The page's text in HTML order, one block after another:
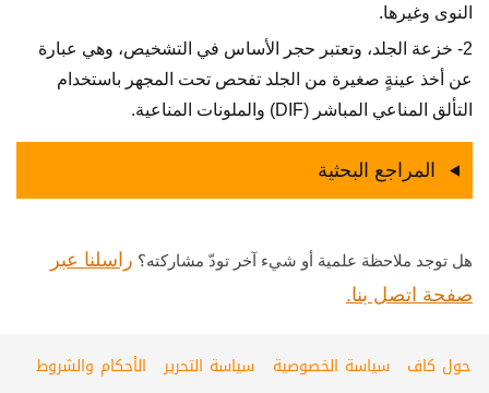
النوى وغيرها.
2- خزعة الجلد، وتعتبر حجر الأساس في التشخيص، وهي عبارة
عن أخذ عينةٍ صغيرة من الجلد تفحص تحت المجهر باستخدام
التألق المناعي المباشر (DIF) والملونات المناعية.
المراجع البحثية
هل توجد ملاحظة علمية أو شيء آخر تودّ مشاركته؟ راسلنا عبر
صفحة اتصل بنا.
حول كاف سياسة الخصوصية سياسة التحرير
الأحكام والشروط